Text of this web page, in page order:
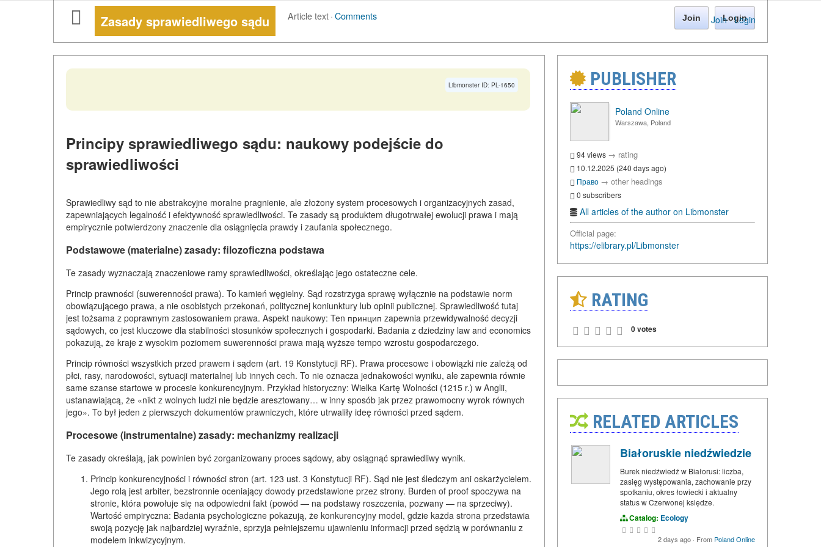
Join · Login
Zasady sprawiedliwego sądu Article text·Comments Join Login
Libmonster ID: PL-1650
Principy sprawiedliwego sądu: naukowy podejście do
sprawiedliwości
Sprawiedliwy sąd to nie abstrakcyjne moralne pragnienie, ale złożony system procesowych i organizacyjnych zasad,
zapewniających legalność i efektywność sprawiedliwości. Te zasady są produktem długotrwałej ewolucji prawa i mają
empirycznie potwierdzony znaczenie dla osiągnięcia prawdy i zaufania społecznego.
Podstawowe (materialne) zasady: filozoficzna podstawa
Te zasady wyznaczają znaczeniowe ramy sprawiedliwości, określając jego ostateczne cele.
Princip prawności (suwerenności prawa). To kamień węgielny. Sąd rozstrzyga sprawę wyłącznie na podstawie norm
obowiązującego prawa, a nie osobistych przekonań, politycznej koniunktury lub opinii publicznej. Sprawiedliwość tutaj
jest tożsama z poprawnym zastosowaniem prawa. Aspekt naukowy: Ten принцип zapewnia przewidywalność decyzji
sądowych, co jest kluczowe dla stabilności stosunków społecznych i gospodarki. Badania z dziedziny law and economics
pokazują, że kraje z wysokim poziomem suwerenności prawa mają wyższe tempo wzrostu gospodarczego.
Princip równości wszystkich przed prawem i sądem (art. 19 Konstytucji RF). Prawa procesowe i obowiązki nie zależą od
płci, rasy, narodowości, sytuacji materialnej lub innych cech. To nie oznacza jednakowości wyniku, ale zapewnia równie
same szanse startowe w procesie konkurencyjnym. Przykład historyczny: Wielka Kartę Wolności (1215 r.) w Anglii,
ustanawiającą, że «nikt z wolnych ludzi nie będzie aresztowany… w inny sposób jak przez prawomocny wyrok równych
jego». To był jeden z pierwszych dokumentów prawniczych, które utrwaliły ideę równości przed sądem.
Procesowe (instrumentalne) zasady: mechanizmy realizacji
Te zasady określają, jak powinien być zorganizowany proces sądowy, aby osiągnąć sprawiedliwy wynik.
Princip konkurencyjności i równości stron (art. 123 ust. 3 Konstytucji RF). Sąd nie jest śledczym ani oskarżycielem.
Jego rolą jest arbiter, bezstronnie oceniający dowody przedstawione przez strony. Burden of proof spoczywa na
stronie, która powołuje się na odpowiedni fakt (powód — na podstawy roszczenia, pozwany — na sprzeciwy).
Wartość empiryczna: Badania psychologiczne pokazują, że konkurencyjny model, gdzie każda strona przedstawia
swoją pozycję jak najbardziej wyraźnie, sprzyja pełniejszemu ujawnieniu informacji przed sędzią w porównaniu z
modelem inkwizycyjnym.
PUBLISHER
Poland Online
Warszawa, Poland
94 views → rating
10.12.2025 (240 days ago)
Право → other headings
0 subscribers
All articles of the author on Libmonster
Official page:
https://elibrary.pl/Libmonster
RATING
0 votes
RELATED ARTICLES
Białoruskie niedźwiedzie
Burek niedźwiedź w Białorusi: liczba,
zasięg występowania, zachowanie przy
spotkaniu, okres łowiecki i aktualny
status w Czerwonej księdze.
Catalog: Ecology
2 days ago · From Poland Online